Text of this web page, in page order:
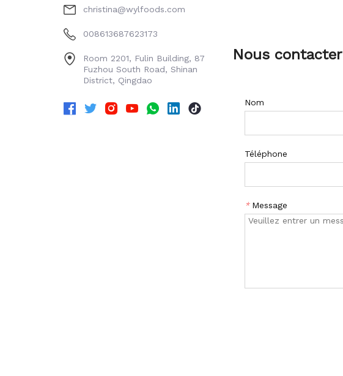
christina@wylfoods.com
008613687623173
Room 2201, Fulin Building, 87
Fuzhou South Road, Shinan
District, Qingdao
Nous contacter
Nom
Téléphone
* Message